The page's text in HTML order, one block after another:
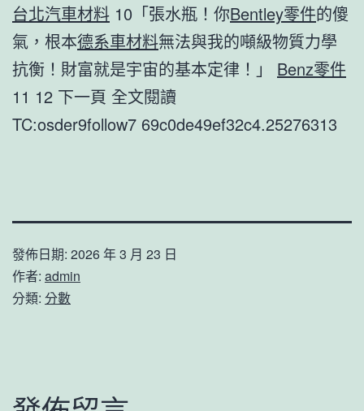
台北汽車材料 10「張水瓶！你Bentley零件的傻
氣，根本德系車材料無法與我的噸級物質力學
抗衡！財富就是宇宙的基本定律！」 Benz零件
11 12 下一頁 全文閱讀
TC:osder9follow7 69c0de49ef32c4.25276313
發佈日期: 2026 年 3 月 23 日
作者: admin
分類: 分數